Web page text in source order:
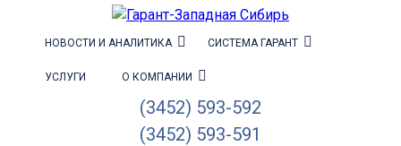
НОВОСТИ И АНАЛИТИКА СИСТЕМА ГАРАНТ
УСЛУГИ О КОМПАНИИ
(3452) 593-592
(3452) 593-591